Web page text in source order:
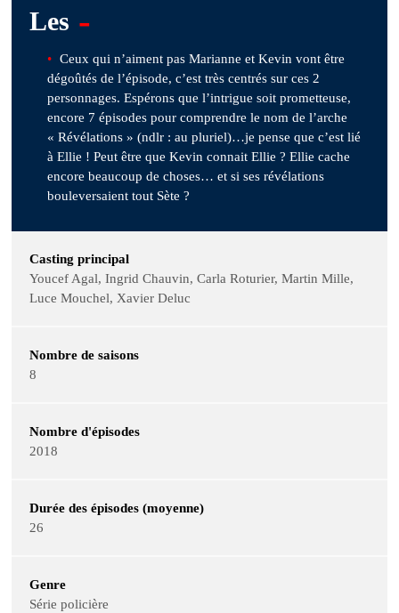
Les -
Ceux qui n’aiment pas Marianne et Kevin vont être
dégoûtés de l’épisode, c’est très centrés sur ces 2
personnages. Espérons que l’intrigue soit prometteuse,
encore 7 épisodes pour comprendre le nom de l’arche
« Révélations » (ndlr : au pluriel)…je pense que c’est lié
à Ellie ! Peut être que Kevin connait Ellie ? Ellie cache
encore beaucoup de choses… et si ses révélations
bouleversaient tout Sète ?
Casting principal
Youcef Agal, Ingrid Chauvin, Carla Roturier, Martin Mille,
Luce Mouchel, Xavier Deluc
Nombre de saisons
8
Nombre d'épisodes
2018
Durée des épisodes (moyenne)
26
Genre
Série policière